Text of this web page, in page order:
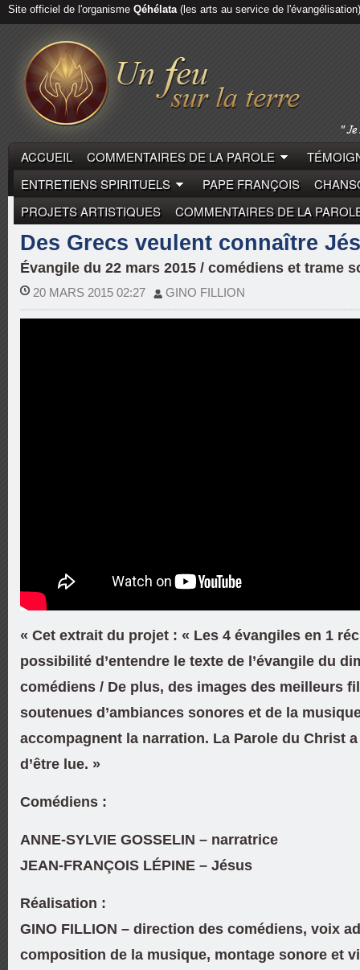
Site officiel de l'organisme Qéhélata(les arts au service de l'évangélisation)
ACCUEIL COMMENTAIRES DE LA PAROLE
ENTRETIENS SPIRITUELS
PAPE FRANÇOIS
PROJETS ARTISTIQUES
COMMENTAIRES DE LA
RÉCITS BIBLIQUES
Des Grecs veulent connaître
Évangile du 22 mars 2015 / comédiens et trame
20 MARS 2015 02:27 GINO FILLION
« Cet extrait du projet : « Les 4 évangiles en 1
possibilité d’entendre le texte de l’évangile du
comédiens / De plus, des images des meilleurs
soutenues d’ambiances sonores et de la
accompagnent la narration. La Parole du Christ
d’être lue. »
Comédiens :
ANNE-SYLVIE GOSSELIN – narratrice
JEAN-FRANÇOIS LÉPINE – Jésus
Réalisation :
GINO FILLION – direction des comédiens, voix
composition de la musique, montage sonore et